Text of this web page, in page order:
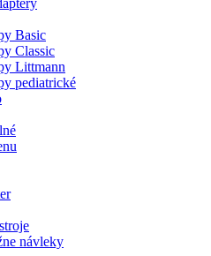
Basic
Classic
Littmann
pediatrické
návleky